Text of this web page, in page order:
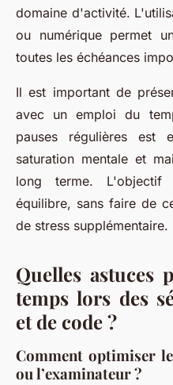
domaine d'activité.
ou numérique permet
toutes les échéances
Il est important de
avec un emploi du
pauses régulières est
saturation mentale et
long terme.
équilibre, sans faire de
de stress supplémentaire.
Quelles astuces
temps lors des
et de code ?
Comment optimiser
ou l’examinateur ?